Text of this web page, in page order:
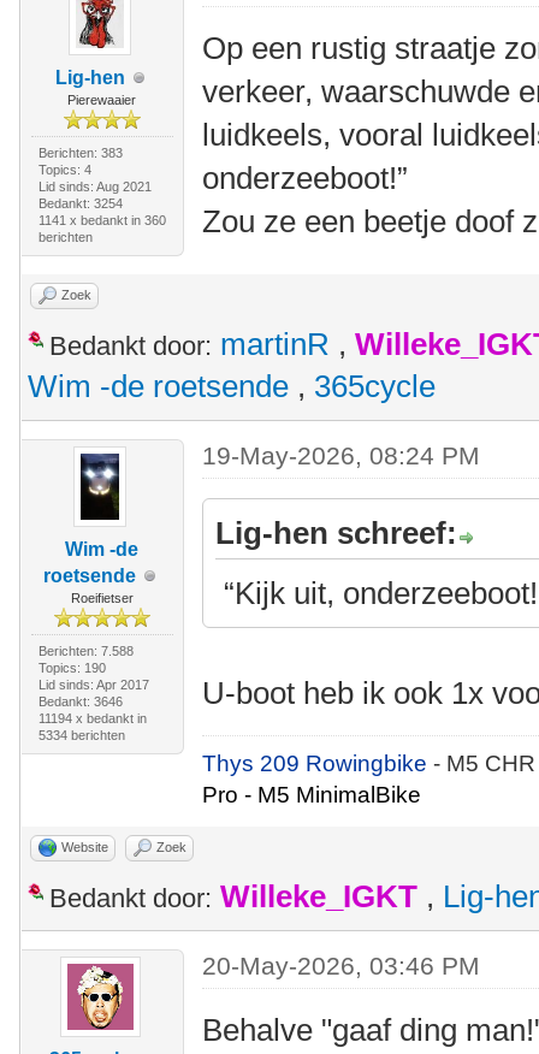
Lig-hen
Pierewaaier
Berichten: 383
Topics: 4
Lid sinds: Aug 2021
Bedankt: 3254
1141 x bedankt in 360
berichten
Op een rustig straatje
verkeer, waarschuwde
luidkeels, vooral
onderzeeboot!”
Zou ze een beetje doof
Zoek
Bedankt door: martinR ,
Wim -de roetsende , 365cycle
Wim -de
roetsende
Roeifietser
Berichten: 7.588
Topics: 190
Lid sinds: Apr 2017
Bedankt: 3646
11194 x bedankt in
5334 berichten
19-May-2026, 08:24 PM
Lig-hen schreef:
“Kijk uit,
U-boot heb ik ook 1x
Thys 209 Rowingbike- M5
Pro - M5 MinimalBike
Website Zoek
Bedankt door: Willeke_IGKT , Lig-
20-May-2026, 03:46 PM
Behalve "gaaf ding